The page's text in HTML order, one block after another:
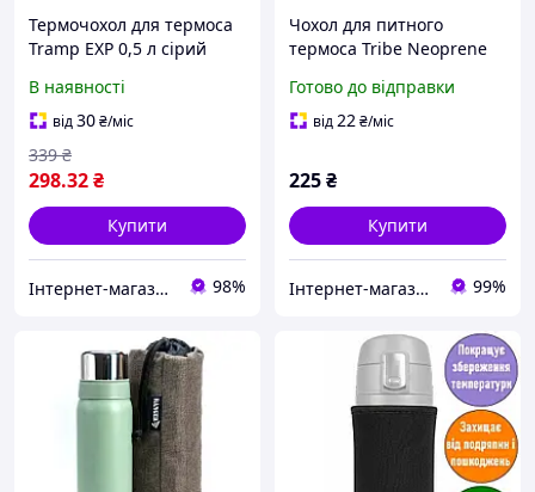
Термочохол для термоса
Tramp EXP 0,5 л сірий
В наявності
від30₴/міс
298.32₴
339 ₴
Купити
Інтернет-магазин "Новий Горизонт" 98%
Чохол для питного
термоса Tribe Neoprene
Термочохол для термоса.
T-DF-0008-black
Готово до відправки
від22₴/міс
225₴
Купити
Інтернет-магазин «ЧАЙКА» — якісні товари для побуту, спорту, відпочинку та туризму. 99%